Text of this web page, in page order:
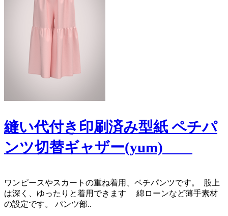
縫い代付き印刷済み型紙 ペチパ
ンツ切替ギャザー(yum)
​ ​ワンピースやスカートの重ね着用、ペチパンツです。 ​ 股上
は深く、ゆったりと着用できます 綿ローンなど薄手素材
の設定です。 パンツ部..